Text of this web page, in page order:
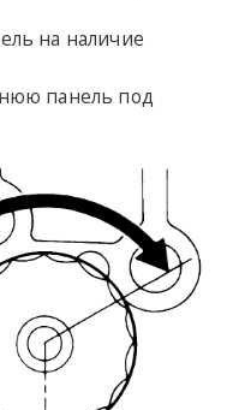
на наличие
панель под